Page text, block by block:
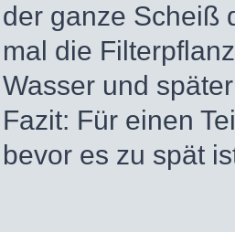
der ganze Scheiß
mal die
Wasser und
Fazit: Für einen
bevor es zu spät